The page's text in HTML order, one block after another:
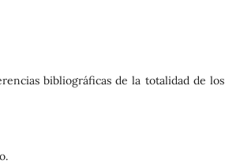
bibliográficas de la totalidad de los